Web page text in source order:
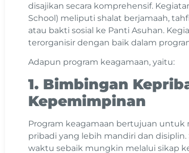
disajikan secara komprehensif.
School) meliputi shalat berjamaah,
atau bakti sosial ke Panti Asuhan.
terorganisir dengan baik dalam
Adapun program keagamaan, yaitu:
1. Bimbingan
Kepemimpinan
Program keagamaan bertujuan
pribadi yang lebih mandiri dan
waktu sebaik mungkin melalui sikap